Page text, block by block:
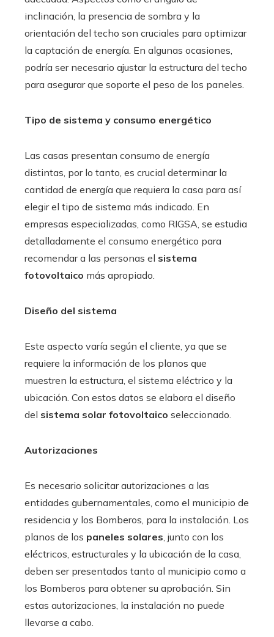
inclinación, la presencia de sombra y la
orientación del techo son cruciales para optimizar
la captación de energía. En algunas ocasiones,
podría ser necesario ajustar la estructura del techo
para asegurar que soporte el peso de los paneles.
Tipo de sistema y consumo energético
Las casas presentan consumo de energía
distintas, por lo tanto, es crucial determinar la
cantidad de energía que requiera la casa para así
elegir el tipo de sistema más indicado. En
empresas especializadas, como RIGSA, se estudia
detalladamente el consumo energético para
recomendar a las personas el sistema
fotovoltaico más apropiado.
Diseño del sistema
Este aspecto varía según el cliente, ya que se
requiere la información de los planos que
muestren la estructura, el sistema eléctrico y la
ubicación. Con estos datos se elabora el diseño
del sistema solar fotovoltaico seleccionado.
Autorizaciones
Es necesario solicitar autorizaciones a las
entidades gubernamentales, como el municipio de
residencia y los Bomberos, para la instalación. Los
planos de los paneles solares , junto con los
eléctricos, estructurales y la ubicación de la casa,
deben ser presentados tanto al municipio como a
los Bomberos para obtener su aprobación. Sin
estas autorizaciones, la instalación no puede
llevarse a cabo.